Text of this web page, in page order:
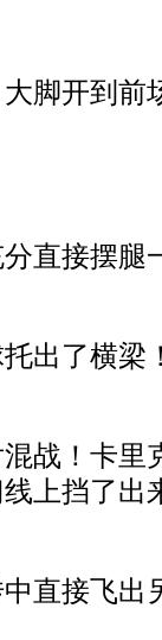
开到前
接摆腿
了横梁
！卡里
上挡了出
接飞出